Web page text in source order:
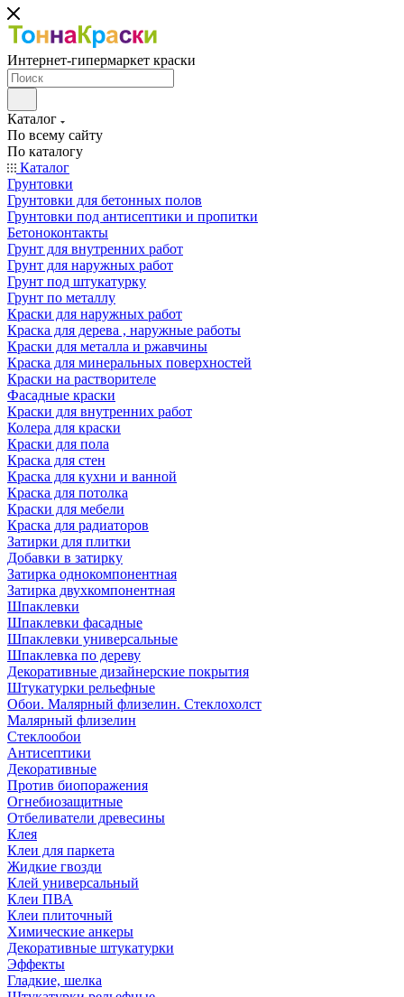
Интернет-гипермаркет краски
Каталог
По всему сайту
По каталогу
Каталог
Грунтовки
Грунтовки для бетонных полов
Грунтовки под антисептики и пропитки
Бетоноконтакты
Грунт для внутренних работ
Грунт для наружных работ
Грунт под штукатурку
Грунт по металлу
Краски для наружных работ
Краска для дерева , наружные работы
Краски для металла и ржавчины
Краска для минеральных поверхностей
Краски на растворителе
Фасадные краски
Краски для внутренних работ
Колера для краски
Краски для пола
Краска для стен
Краска для кухни и ванной
Краска для потолка
Краски для мебели
Краска для радиаторов
Затирки для плитки
Добавки в затирку
Затирка однокомпонентная
Затирка двухкомпонентная
Шпаклевки
Шпаклевки фасадные
Шпаклевки универсальные
Шпаклевка по дереву
Декоративные дизайнерские покрытия
Штукатурки рельефные
Обои. Малярный флизелин. Стеклохолст
Малярный флизелин
Стеклообои
Антисептики
Декоративные
Против биопоражения
Огнебиозащитные
Отбеливатели древесины
Клея
Клеи для паркета
Жидкие гвозди
Клей универсальный
Клеи ПВА
Клеи плиточный
Химические анкеры
Декоративные штукатурки
Эффекты
Гладкие, шелка